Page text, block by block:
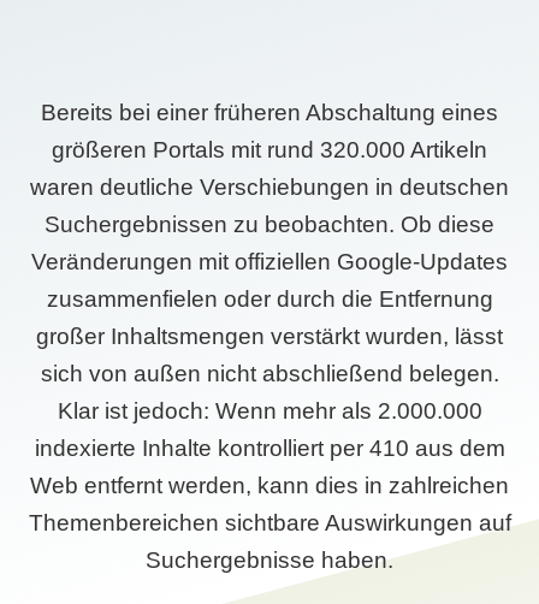
Bereits bei einer früheren Abschaltung eines
größeren Portals mit rund 320.000 Artikeln
waren deutliche Verschiebungen in deutschen
Suchergebnissen zu beobachten. Ob diese
Veränderungen mit offiziellen Google-Updates
zusammenfielen oder durch die Entfernung
großer Inhaltsmengen verstärkt wurden, lässt
sich von außen nicht abschließend belegen.
Klar ist jedoch: Wenn mehr als 2.000.000
indexierte Inhalte kontrolliert per 410 aus dem
Web entfernt werden, kann dies in zahlreichen
Themenbereichen sichtbare Auswirkungen auf
Suchergebnisse haben.